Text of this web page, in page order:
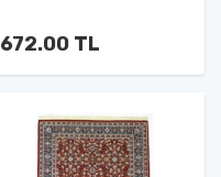
672.00 TL